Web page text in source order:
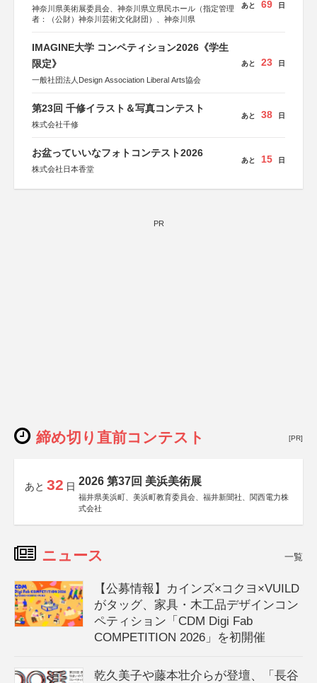
神奈川県美術展委員会、神奈川県立県民ホール（指定管理
者：（公財）神奈川芸術文化財団）、神奈川県
あと 69 日
IMAGINE大学 コンペティション2026《学生
限定》
一般社団法人Design Association Liberal Arts協会
あと 23 日
第23回 千修イラスト＆写真コンテスト
株式会社千修
あと 38 日
お盆っていいなフォトコンテスト2026
株式会社日本香堂
あと 15 日
PR
締め切り直前コンテスト [PR]
あと 32 日 2026 第37回 美浜美術展
福井県美浜町、美浜町教育委員会、福井新聞社、関西電力株
式会社
ニュース 一覧
【公募情報】カインズ×コクヨ×VUILD
がタッグ、家具・木工品デザインコン
ペティション「CDM Digi Fab
COMPETITION 2026」を初開催
乾久美子や藤本壮介らが登壇、「長谷